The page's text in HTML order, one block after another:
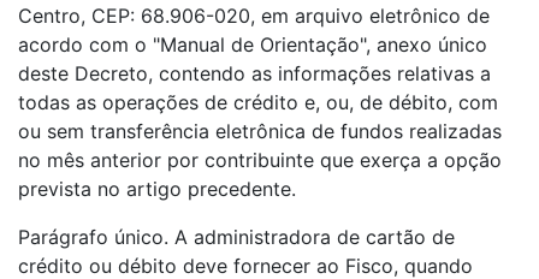
Centro, CEP: 68.906-020, em arquivo eletrônico de
acordo com o "Manual de Orientação", anexo único
deste Decreto, contendo as informações relativas a
todas as operações de crédito e, ou, de débito, com
ou sem transferência eletrônica de fundos realizadas
no mês anterior por contribuinte que exerça a opção
prevista no artigo precedente.
Parágrafo único. A administradora de cartão de
crédito ou débito deve fornecer ao Fisco, quando